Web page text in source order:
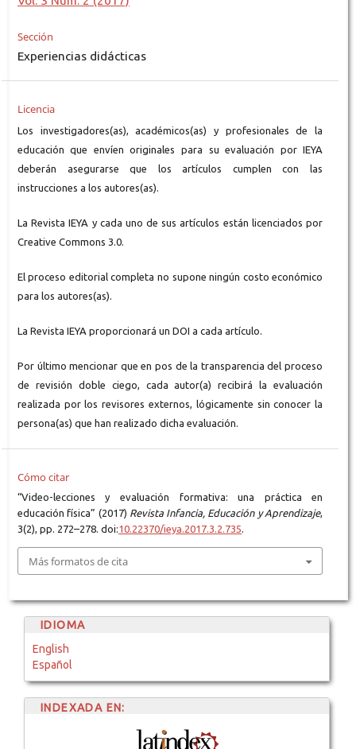
Sección
Experiencias didácticas
Licencia
Los investigadores(as), académicos(as) y profesionales de la
educación que envíen originales para su evaluación por IEYA
deberán asegurarse que los artículos cumplen con las
instrucciones a los autores(as).
La Revista IEYA y cada uno de sus artículos están licenciados por
Creative Commons 3.0.
El proceso editorial completa no supone ningún costo económico
para los autores(as).
La Revista IEYA proporcionará un DOI a cada artículo.
Por último mencionar que en pos de la transparencia del proceso
de revisión doble ciego, cada autor(a) recibirá la evaluación
realizada por los revisores externos, lógicamente sin conocer la
persona(as) que han realizado dicha evaluación.
Cómo citar
“Video-lecciones y evaluación formativa: una práctica en
educación física” (2017) Revista Infancia, Educación y Aprendizaje,
3(2), pp. 272–278. doi:10.22370/ieya.2017.3.2.735.
Más formatos de cita
IDIOMA
English
Español
INDEXADA EN: